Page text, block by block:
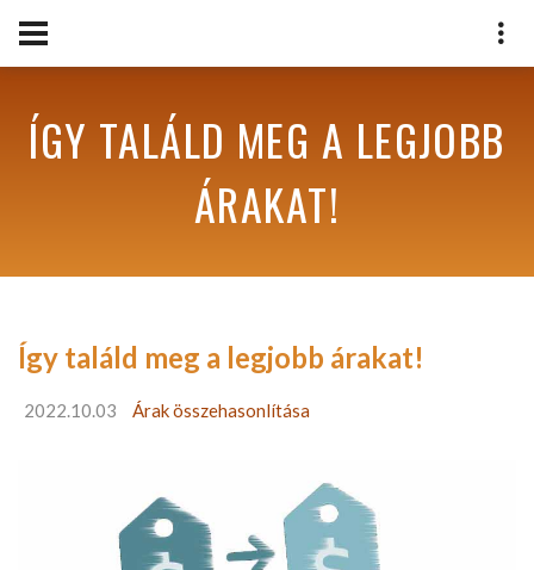
ÍGY TALÁLD MEG A LEGJOBB
ÁRAKAT!
Így találd meg a legjobb árakat!
2022.10.03 Árak összehasonlítása